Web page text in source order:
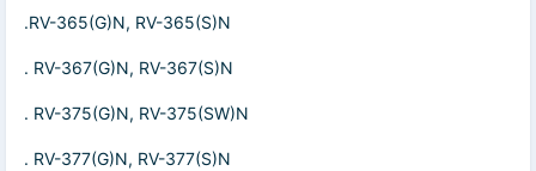
.RV-365(G)N, RV-365(S)N
. RV-367(G)N, RV-367(S)N
. RV-375(G)N, RV-375(SW)N
. RV-377(G)N, RV-377(S)N